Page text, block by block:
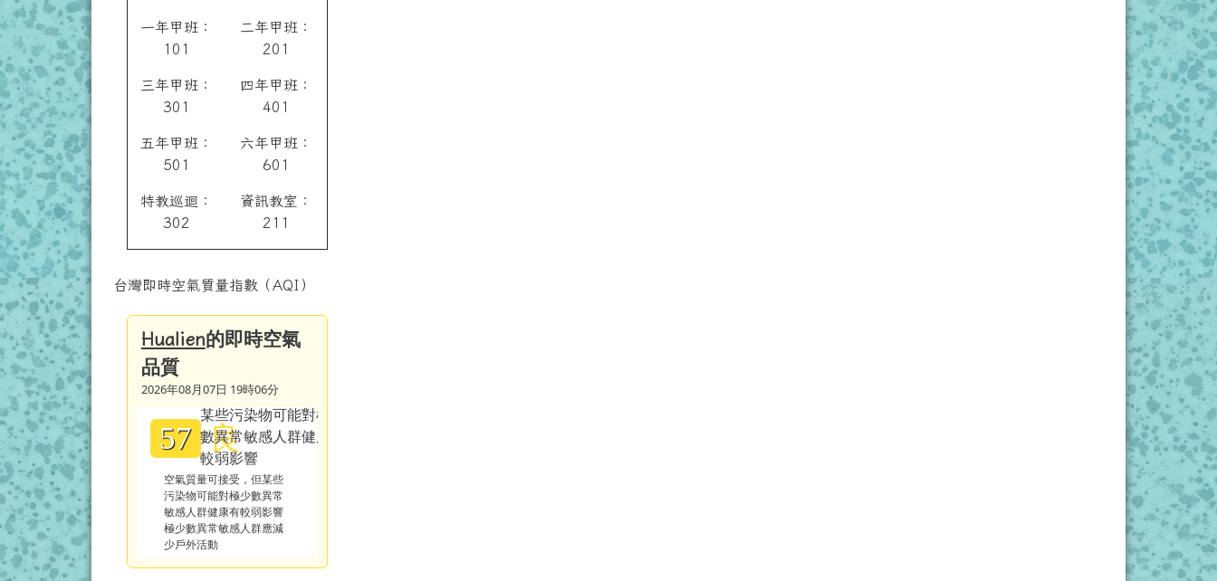
一年甲班：
101
三年甲班：
301
五年甲班：
501
特教巡迴：
302
二年甲班：
201
四年甲班：
401
六年甲班：
601
資訊教室：
211
台灣即時空氣質量指數（AQI）
Hualien的即時空氣
品質
2026年08月07日 19時06分
57 良
空氣質量可接受，但某些
污染物可能對極少數異常
敏感人群健康有較弱影響
極少數異常敏感人群應減
少戶外活動